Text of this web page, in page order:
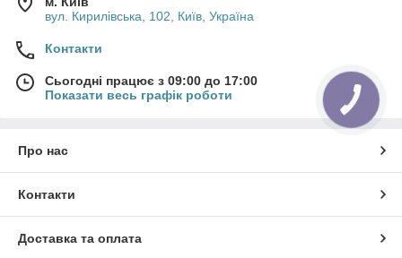
вул. Кирилівська, 102, Київ, Україна
Контакти
Сьогодні працює з 09:00 до 17:00
Показати весь графік роботи
Про нас
Контакти
Доставка та оплата